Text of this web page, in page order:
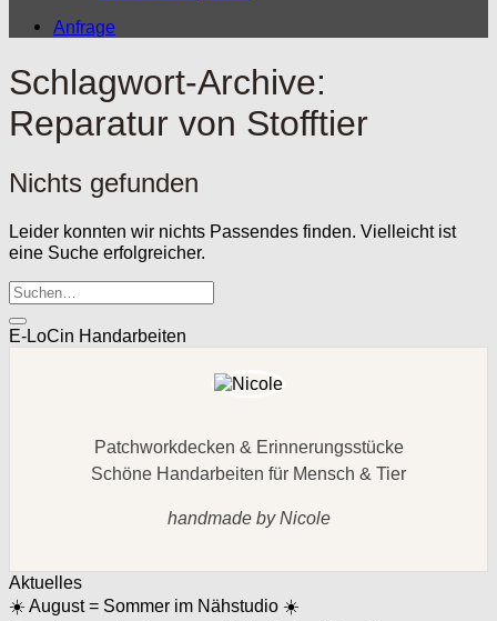
Anfrage
Schlagwort-Archive:
Reparatur von Stofftier
Nichts gefunden
Leider konnten wir nichts Passendes finden. Vielleicht ist
eine Suche erfolgreicher.
E-LoCin Handarbeiten
Patchworkdecken & Erinnerungsstücke
Schöne Handarbeiten für Mensch & Tier
handmade by Nicole
Aktuelles
☀️ August = Sommer im Nähstudio ☀️